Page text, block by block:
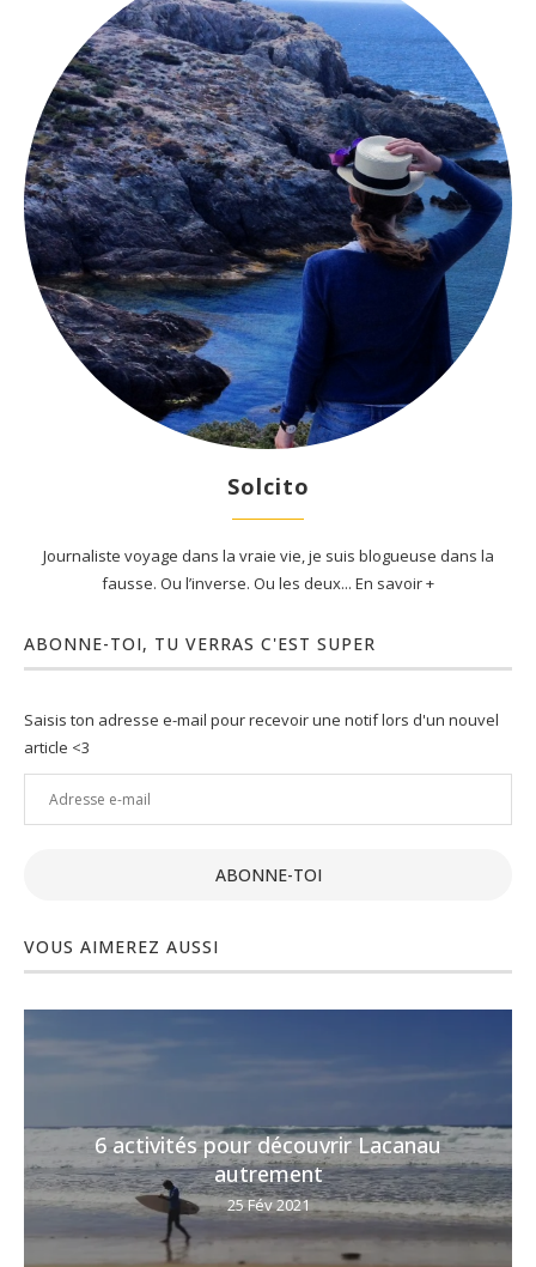
Solcito
Journaliste voyage dans la vraie vie, je suis blogueuse dans la
fausse. Ou l’inverse. Ou les deux... En savoir +
ABONNE-TOI, TU VERRAS C'EST SUPER
Saisis ton adresse e-mail pour recevoir une notif lors d'un nouvel
article <3
Adresse
e-
ABONNE-TOI
VOUS AIMEREZ AUSSI
6 activités pour découvrir Lacanau
autrement
25 Fév 2021